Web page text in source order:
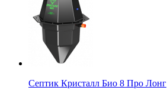
Септик Кристалл Био 8 Про Лонг